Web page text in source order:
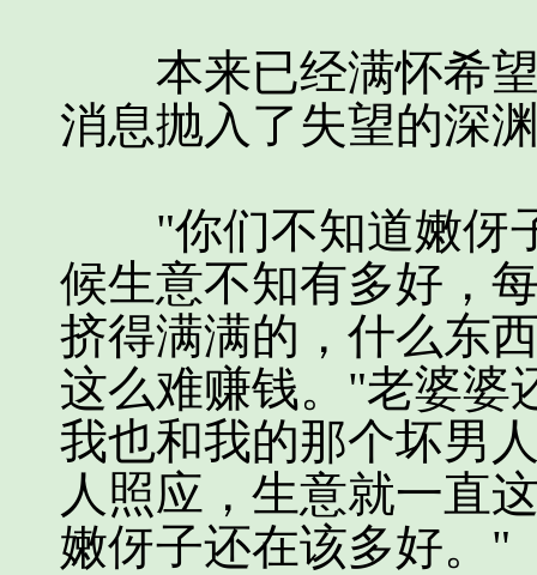
本来已经满怀希望
消息抛入了失望的深
"你们不知道嫩伢子
候生意不知有多好，
挤得满满的，什么东
这么难赚钱。"老婆婆
我也和我的那个坏男
人照应，生意就一直
嫩伢子还在该多好。"